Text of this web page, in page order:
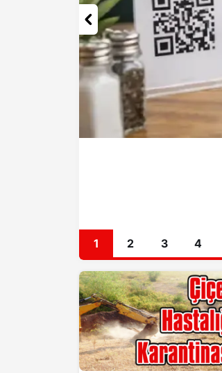
1 2 3 4